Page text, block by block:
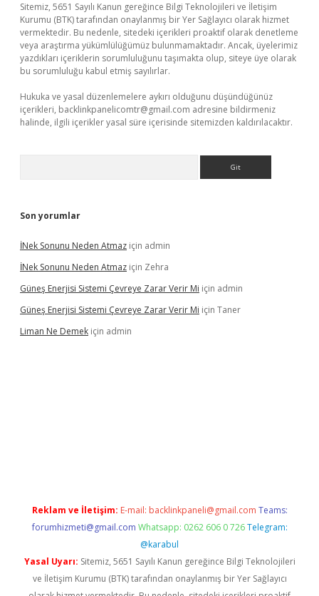
Sitemiz, 5651 Sayılı Kanun gereğince Bilgi Teknolojileri ve İletişim
Kurumu (BTK) tarafından onaylanmış bir Yer Sağlayıcı olarak hizmet
vermektedir. Bu nedenle, sitedeki içerikleri proaktif olarak denetleme
veya araştırma yükümlülüğümüz bulunmamaktadır. Ancak, üyelerimiz
yazdıkları içeriklerin sorumluluğunu taşımakta olup, siteye üye olarak
bu sorumluluğu kabul etmiş sayılırlar.
Hukuka ve yasal düzenlemelere aykırı olduğunu düşündüğünüz
içerikleri, backlinkpanelicomtr@gmail.com adresine bildirmeniz
halinde, ilgili içerikler yasal süre içerisinde sitemizden kaldırılacaktır.
Son yorumlar
İNek Sonunu Neden Atmaz için admin
İNek Sonunu Neden Atmaz için Zehra
Güneş Enerjisi Sistemi Çevreye Zarar Verir Mi için admin
Güneş Enerjisi Sistemi Çevreye Zarar Verir Mi için Taner
Liman Ne Demek için admin
Reklam ve İletişim: E-mail: backlinkpaneli@gmail.com Teams:
forumhizmeti@gmail.com Whatsapp: 0262 606 0 726 Telegram:
@karabul
Yasal Uyarı: Sitemiz, 5651 Sayılı Kanun gereğince Bilgi Teknolojileri
ve İletişim Kurumu (BTK) tarafından onaylanmış bir Yer Sağlayıcı